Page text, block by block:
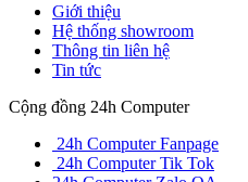
Giới thiệu
Hệ thống showroom
Thông tin liên hệ
Tin tức
Cộng đồng 24h Computer
24h Computer Fanpage
24h Computer Tik Tok